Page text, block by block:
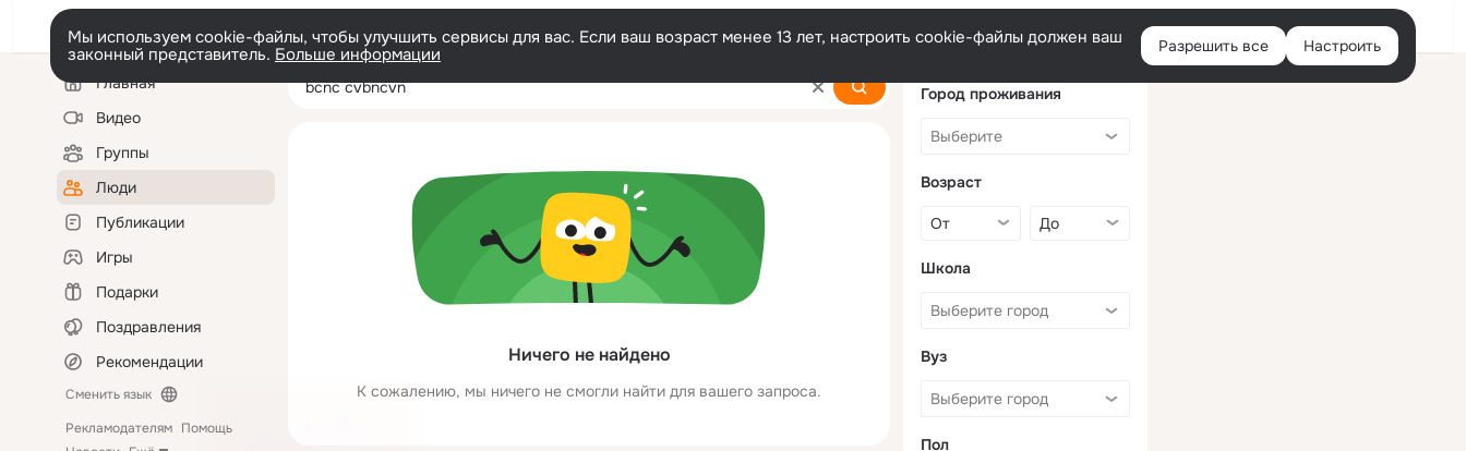
Войти
Мы используем cookie-файлы, чтобы улучшить сервисы для вас. Если ваш возраст менее 13 лет, настроить cookie-файлы должен ваш
законный представитель. Больше информации Разрешить все Настроить
Левая
колонкаГлавная
Видео
Группы
Люди
Публикации
Игры
Подарки
Поздравления
Рекомендации
Сменить язык
Рекламодателям Помощь
bcnc cvbncvn
Ничего не найдено
К сожалению, мы ничего не смогли найти для вашего запроса.
Город проживания
Возраст
Школа
Вуз
Пол